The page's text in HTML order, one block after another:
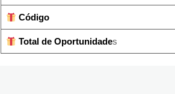
Código
Total de Oportunidades